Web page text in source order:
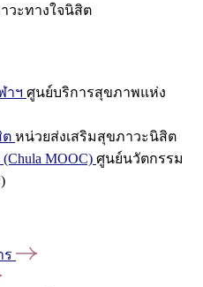
วะทางใจนิสิต
าฯ ศูนย์บริการสุขภาพแห่ง
ต หน่วยส่งเสริมสุขภาวะนิสิต
MOOC) ศูนย์นวัตกรรม
ร